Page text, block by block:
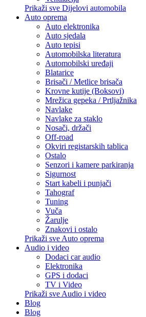
Prikaži sve Dijelovi automobila
Auto oprema
Auto elektronika
Auto sjedala
Auto tepisi
Automobilska literatura
Automobilski uređaji
Blatarice
Brisači / Metlice brisača
Krovne kutije (Boksovi)
Mrežica gepeka / Prtljažnika
Navlake
Navlake za staklo
Nosači, držači
Off-road
Okviri registarskih tablica
Ostalo
Senzori i kamere parkiranja
Sigurnost
Start kabeli i punjači
Tahograf
Tuning
Vuča
Žarulje
Znakovi i ostalo
Prikaži sve Auto oprema
Audio i video
Dodaci car audio
Elektronika
GPS i dodaci
TV i Video
Prikaži sve Audio i video
Blog
Blog